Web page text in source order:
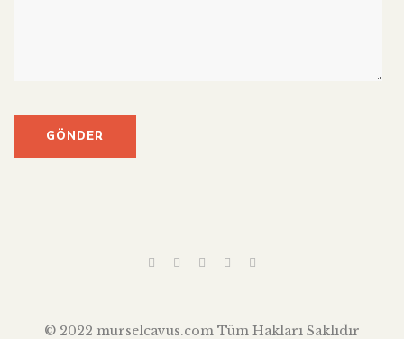
© 2022 murselcavus.com Tüm Hakları Saklıdır